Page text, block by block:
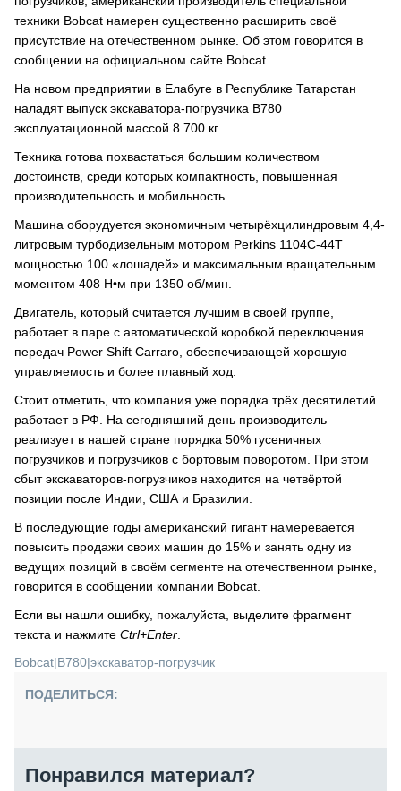
техники Bobcat намерен существенно расширить своё
присутствие на отечественном рынке. Об этом говорится в
сообщении на официальном сайте Bobcat.
На новом предприятии в Елабуге в Республике Татарстан
наладят выпуск экскаватора-погрузчика В780
эксплуатационной массой 8 700 кг.
Техника готова похвастаться большим количеством
достоинств, среди которых компактность, повышенная
производительность и мобильность.
Машина оборудуется экономичным четырёхцилиндровым 4,4-
литровым турбодизельным мотором Perkins 1104С-44Т
мощностью 100 «лошадей» и максимальным вращательным
моментом 408 Н•м при 1350 об/мин.
Двигатель, который считается лучшим в своей группе,
работает в паре с автоматической коробкой переключения
передач Power Shift Carraro, обеспечивающей хорошую
управляемость и более плавный ход.
Стоит отметить, что компания уже порядка трёх десятилетий
работает в РФ. На сегодняшний день производитель
реализует в нашей стране порядка 50% гусеничных
погрузчиков и погрузчиков с бортовым поворотом. При этом
сбыт экскаваторов-погрузчиков находится на четвёртой
позиции после Индии, США и Бразилии.
В последующие годы американский гигант намеревается
повысить продажи своих машин до 15% и занять одну из
ведущих позиций в своём сегменте на отечественном рынке,
говорится в сообщении компании Bobcat.
Если вы нашли ошибку, пожалуйста, выделите фрагмент
текста и нажмите Ctrl+Enter
Bobcat|В780|экскаватор-погрузчик
ПОДЕЛИТЬСЯ:
Понравился материал?